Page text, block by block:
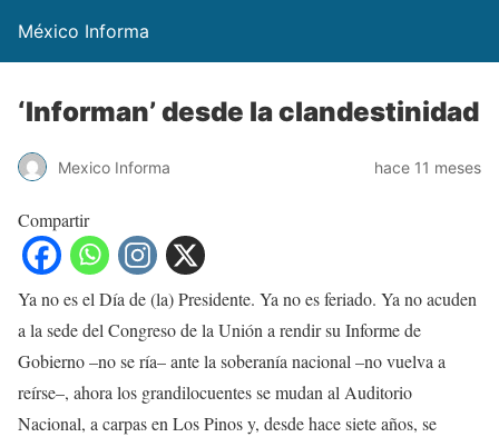
México Informa
‘Informan’ desde la clandestinidad
Mexico Informa hace 11 meses
Compartir
Ya no es el Día de (la) Presidente. Ya no es feriado. Ya no acuden
a la sede del Congreso de la Unión a rendir su Informe de
Gobierno –no se ría– ante la soberanía nacional –no vuelva a
reírse–, ahora los grandilocuentes se mudan al Auditorio
Nacional, a carpas en Los Pinos y, desde hace siete años, se